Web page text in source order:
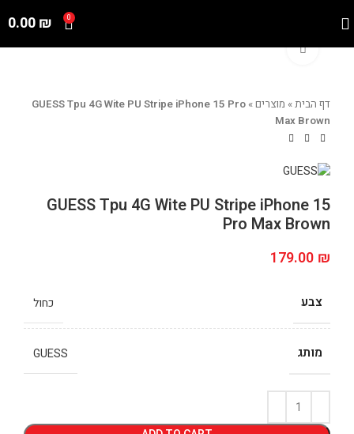
0
0.00₪
Click to enlarge
דף הבית» מוצרים»
GUESS Tpu 4G Wite PU Stripe iPhone 15 Pro
Max Brown
GUESS Tpu 4G Wite PU Stripe iPhone 15
Pro Max Brown
179.00 ₪
צבע כחול
מותג GUESS